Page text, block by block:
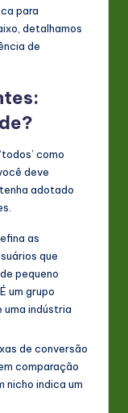
para
detalhamos
de
como
deve
adotado
as
que
pequeno
um grupo
indústria
de conversão
comparação
nicho indica um